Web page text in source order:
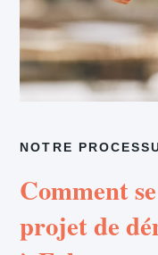
NOTRE
Comment
projet de